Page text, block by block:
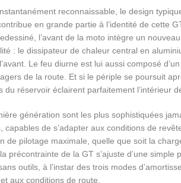
reconnaissable, le design
en grande partie à l’identité de cette
l’avant de la moto intègre un
: le dissipateur de chaleur central en
Le feu diurne est lui aussi composé
de la route. Et si le périple se poursuit
réservoir éclairent parfaitement l’intérieur
génération sont les plus sophistiquées
de s’adapter aux conditions de
de pilotage maximale, quelle que soit la
précontrainte de la GT s’ajuste d’une simple
outils, à l’instar des trois modes
aux conditions de route.